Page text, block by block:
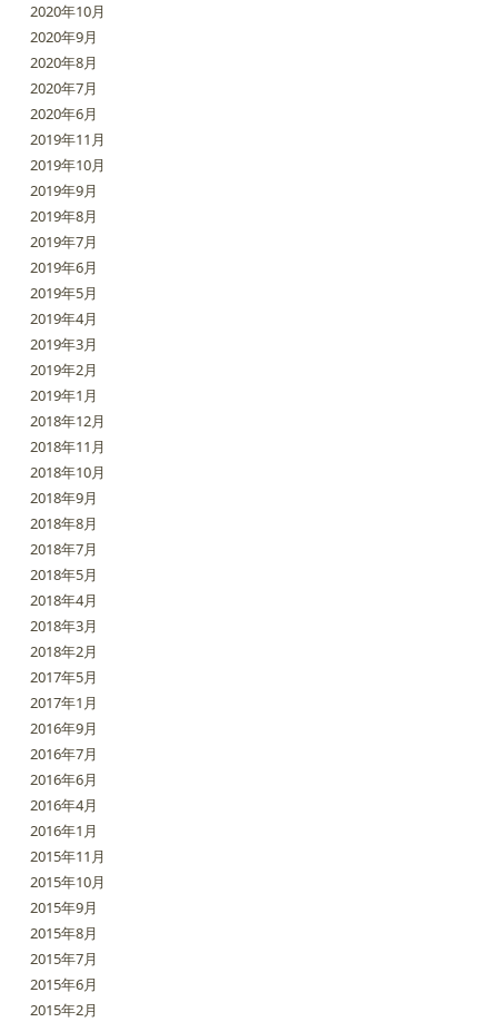
2020年10月
2020年9月
2020年8月
2020年7月
2020年6月
2019年11月
2019年10月
2019年9月
2019年8月
2019年7月
2019年6月
2019年5月
2019年4月
2019年3月
2019年2月
2019年1月
2018年12月
2018年11月
2018年10月
2018年9月
2018年8月
2018年7月
2018年5月
2018年4月
2018年3月
2018年2月
2017年5月
2017年1月
2016年9月
2016年7月
2016年6月
2016年4月
2016年1月
2015年11月
2015年10月
2015年9月
2015年8月
2015年7月
2015年6月
2015年2月